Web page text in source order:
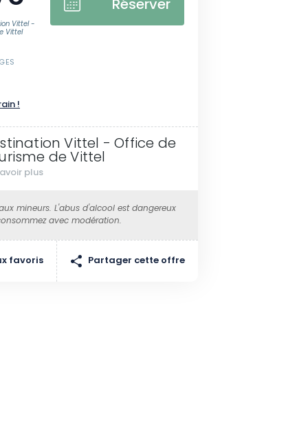
Vittel -
Vittel
Réserver
!
Vittel - Office de
de Vittel
plus
mineurs. L'abus d'alcool est dangereux
avec modération.
favoris Partager cette offre